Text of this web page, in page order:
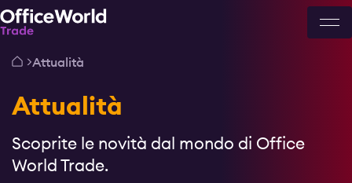
Attualità
Attualità
Scoprite le novità dal mondo di Office
World Trade.